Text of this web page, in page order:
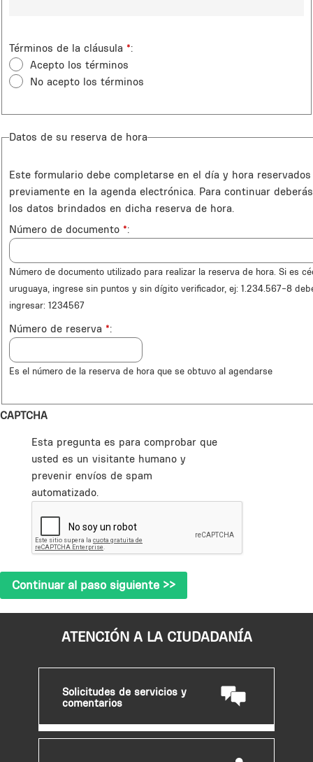
Términos de la cláusula *
Acepto los términos
No acepto los términos
Datos de su reserva de hora
Este formulario debe completarse en el día y hora reservados
previamente en la agenda electrónica. Para continuar
los datos brindados en dicha reserva de hora.
Número de documento *
Número de documento utilizado para realizar la reserva de hora. Si es
uruguaya, ingrese sin puntos y sin dígito verificador, ej: 1.234.567-8
ingresar: 1234567
Número de reserva *
Es el número de la reserva de hora que se obtuvo al agendarse
CAPTCHA
Esta pregunta es para comprobar que
usted es un visitante humano y
prevenir envíos de spam
automatizado.
ATENCIÓN A LA CIUDADANÍA
Solicitudes de servicios y
comentarios